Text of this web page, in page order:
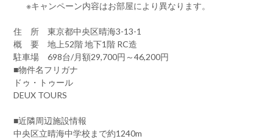
※キャンペーン内容はお部屋により異なります。
住 所 東京都中央区晴海3-13-1
概 要 地上52階 地下1階 RC造
駐車場 698台/月額29,700円～46,200円
■物件名フリガナ
ドゥ・トゥール
DEUX TOURS
■近隣周辺施設情報
中央区立晴海中学校まで約1240m